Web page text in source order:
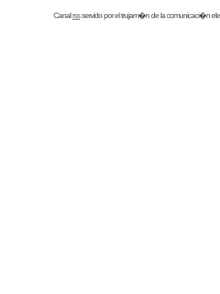
Canalrssservido por eltrujam�nde la comunicaci�n